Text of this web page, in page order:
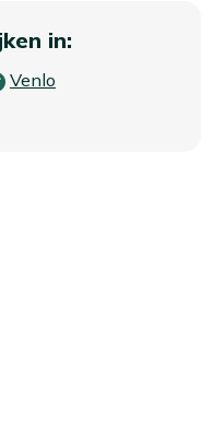
in:
Venlo